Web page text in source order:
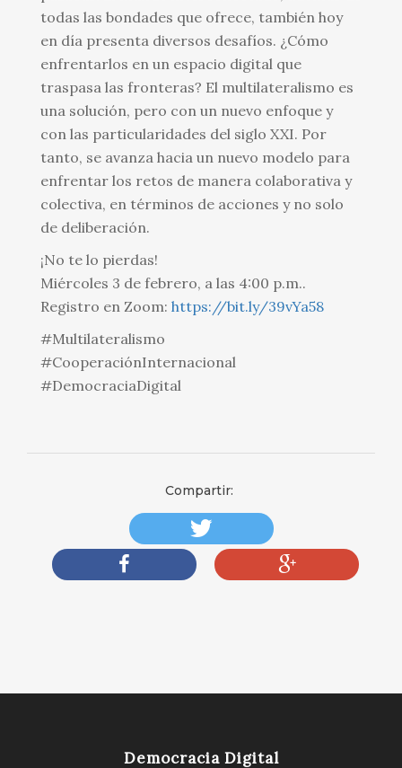
todas las bondades que ofrece, también hoy
en día presenta diversos desafíos. ¿Cómo
enfrentarlos en un espacio digital que
traspasa las fronteras? El multilateralismo es
una solución, pero con un nuevo enfoque y
con las particularidades del siglo XXI. Por
tanto, se avanza hacia un nuevo modelo para
enfrentar los retos de manera colaborativa y
colectiva, en términos de acciones y no solo
de deliberación.
¡No te lo pierdas!
Miércoles 3 de febrero, a las 4:00 p.m..
Registro en Zoom: https://bit.ly/39vYa58
#Multilateralismo
#CooperaciónInternacional
#DemocraciaDigital
Compartir:
Democracia Digital